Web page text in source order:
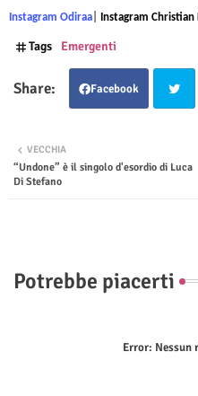
Instagram Odiraa Instagram Christian
Tags Emergenti
Facebook
ter
VECCHIA
“Undone” è il singolo d'esordio di Luca
Di Stefano
Potrebbe piacerti
Error: